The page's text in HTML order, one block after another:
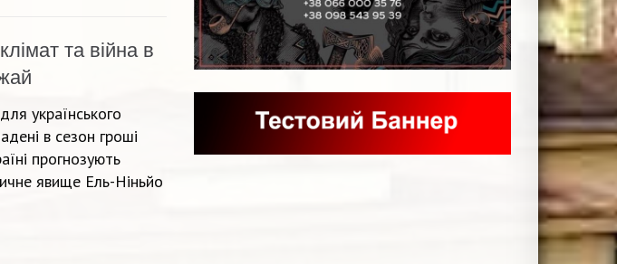
та війна в
українського
в сезон гроші
прогнозують
явище Ель-Ніньйо